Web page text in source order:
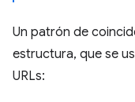
Un patrón de
estructura, que se
URLs: